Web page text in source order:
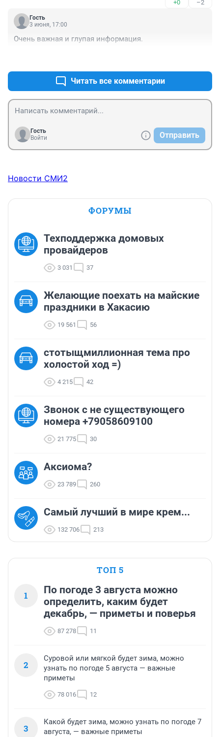
+0 –2
Гость
3 июня, 17:00
Очень важная и глупая информация.
Читать все комментарии
Гость
Войти
Отправить
Новости СМИ2
ФОРУМЫ
Техподдержка домовых
провайдеров
3 031 37
Желающие поехать на майские
праздники в Хакасию
19 561 56
стотыщмиллионная тема про
холостой ход =)
4 215 42
Звонок с не существующего
номера +79058609100
21 775 30
Аксиома?
23 789 260
Самый лучший в мире крем...
132 706 213
ТОП 5
1
По погоде 3 августа можно
определить, каким будет
декабрь, — приметы и поверья
87 278 11
2
Суровой или мягкой будет зима, можно
узнать по погоде 5 августа — важные
приметы
78 016 12
3
Какой будет зима, можно узнать по погоде 7
августа, — важные приметы